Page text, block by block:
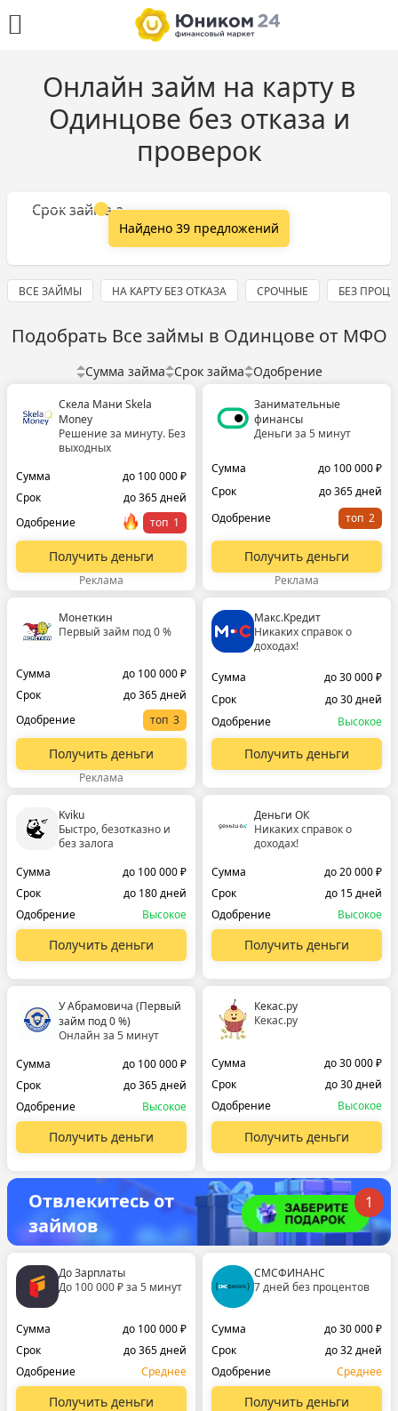
Онлайн займ на карту в
Одинцове без отказа и
проверок
Сумма займа
Срок займа
Найдено 39 предложений
ВСЕ ЗАЙМЫ НА КАРТУ БЕЗ ОТКАЗА СРОЧНЫЕ БЕЗ
Подобрать Все займы в Одинцове от МФО
Сумма займа Срок займа Одобрение
Скела Мани Skela
Money
Решение за минуту. Без
выходных
Сумма
до 100 000 ₽
Срок
до 365 дней
Одобрение
топ
Получить деньги
Реклама
Занимательные
финансы
Деньги за 5 минут
Сумма
до 100 000 ₽
Срок
до 365 дней
Одобрение
топ
Получить деньги
Реклама
Монеткин
Первый займ под 0 %
Сумма
до 100 000 ₽
Срок
до 365 дней
Одобрение
топ
Получить деньги
Реклама
Макс.Кредит
Никаких справок о
доходах!
Сумма
до 30 000 ₽
Срок
до 30 дней
Одобрение
Высокое
Получить деньги
Kviku
Быстро, безотказно и
без залога
Сумма
до 100 000 ₽
Срок
до 180 дней
Одобрение
Высокое
Получить деньги
Деньги ОК
Никаких справок о
доходах!
Сумма
до 20 000 ₽
Срок
до 15 дней
Одобрение
Высокое
Получить деньги
У Абрамовича (Первый
займ под 0 %)
Онлайн за 5 минут
Сумма
до 100 000 ₽
Срок
до 365 дней
Одобрение
Высокое
Получить деньги
Кекас.ру
Кекас.ру
Сумма
до 30 000 ₽
Срок
до 30 дней
Одобрение
Высокое
Получить деньги
Отвлекитесь от
займов
1
До Зарплаты
До 100 000 ₽ за 5 минут
Сумма
до 100 000 ₽
Срок
до 365 дней
Одобрение
Среднее
Получить деньги
СМСФИНАНС
7 дней без процентов
Сумма
до 30 000 ₽
Срок
до 32 дней
Одобрение
Среднее
Получить деньги